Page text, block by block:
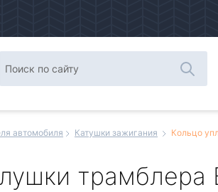
автомобиля Катушки зажигания Кольцо
трамблера